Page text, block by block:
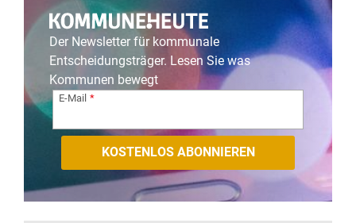
Der Newsletter für kommunale
Entscheidungsträger. Lesen Sie was
Kommunen bewegt
E-Mail